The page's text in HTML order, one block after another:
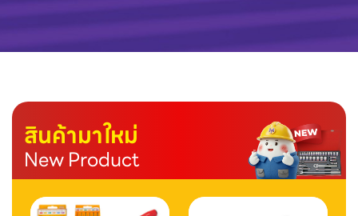
สินค้ามาใหม่
New Product